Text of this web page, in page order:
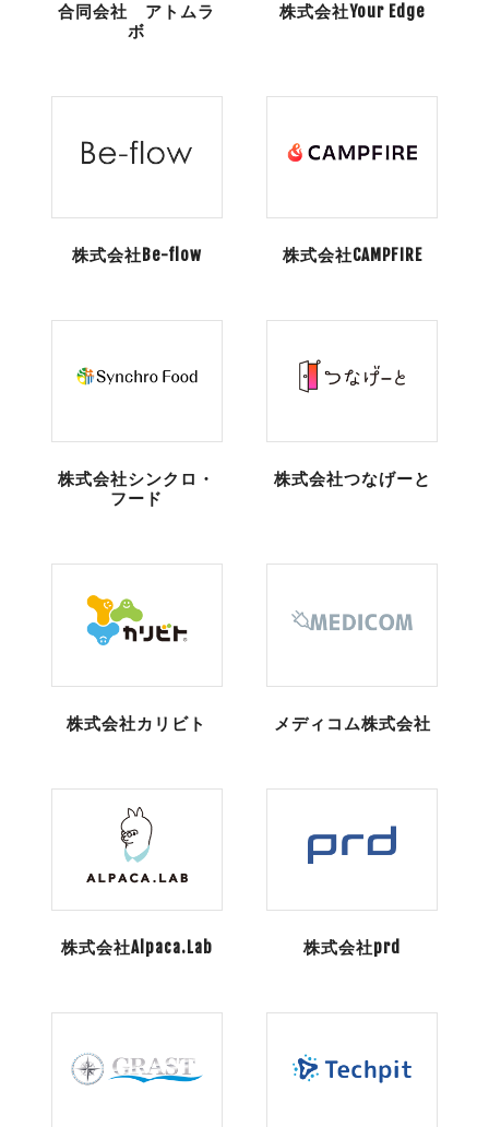
合同会社 アトムラ
ボ
株式会社Your Edge
株式会社Be-flow 株式会社CAMPFIRE
株式会社シンクロ・
フード
株式会社つなげーと
株式会社カリビト メディコム株式会社
株式会社Alpaca.Lab 株式会社prd